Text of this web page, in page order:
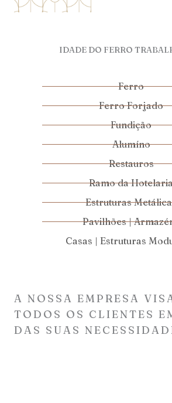
IDADE DO FERRO
Ferro
Ferro Forjado
Fundição
Alumíno
Restauros
Ramo da
Estruturas
Pavilhões |
Casas | Estruturas
A NOSSA EMPRESA
TODOS OS CLIENTES
DAS SUAS